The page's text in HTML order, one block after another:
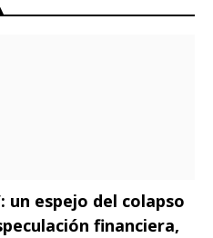
un espejo del colapso
financiera,